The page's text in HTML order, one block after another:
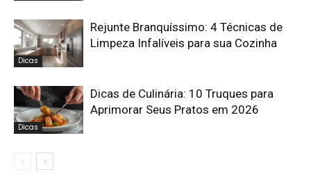
Dicas
Rejunte Branquíssimo: 4 Técnicas de
Limpeza Infalíveis para sua Cozinha
Dicas
Dicas de Culinária: 10 Truques para
Aprimorar Seus Pratos em 2026